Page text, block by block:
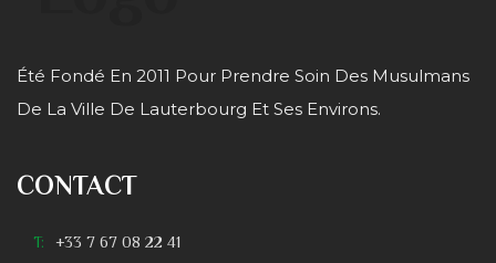
Été Fondé En 2011 Pour Prendre Soin Des Musulmans
De La Ville De Lauterbourg Et Ses Environs.
CONTACT
T: +33 7 67 08 22 41